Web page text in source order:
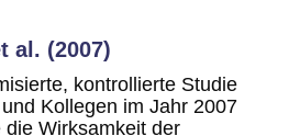
al. (2007)
kontrollierte Studie
Kollegen im Jahr 2007
die Wirksamkeit der